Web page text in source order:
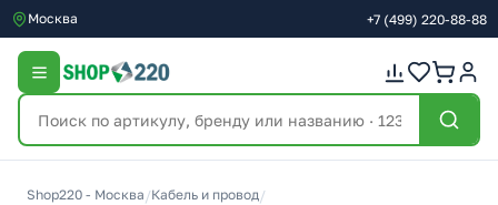
Москва +7 (499) 220-88-88
Shop220 - Москва /Кабель и провод/